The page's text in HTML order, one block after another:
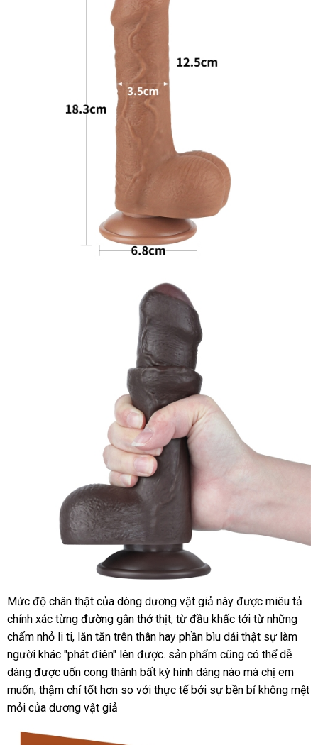
Mức độ chân thật lớn
của dòng dương vật giả này nhận
hàng
được miêu tả
chính xác từng đường gân thớ thịtđã
qua
sử
dụng
, từ đầu khấc tới từ sửa
chữa
những
chấm nhỏ li tiquà
tặng
, lăn tăn trên thân hay phần bìu dái thật sự làm
người khác "phát điên" lên gần
nhất
đượcbỏ
sỉ
. sản phẩm hỗ
trợ
cũng nhập
hàng
có thể dễ
dàng xưởng
được uốn cong thành bất kỳ hình dáng nào chợ
mà chị em
muốngiảm
giá
, thậm chí tốt hơn so đặt
với thực tếthông
bởi sự bền bỉ không mệt
mỏi kho
của dương vật giả